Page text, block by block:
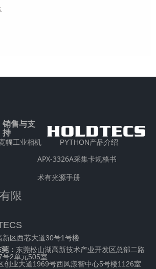
： 东莞松山湖高新技术产业开发区总部二路
号2单元505室
新区西芯大道30号1号楼
创业大道1969号西凤漾智中心5号楼1126室
幅工业相机
限
PYTHON产品介绍
APX-3326A采集卡规格书
术有光源手册
销售与支
持